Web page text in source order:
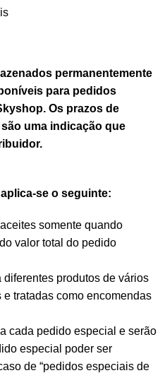
permanentemente
para pedidos
Os prazos de
uma indicação que
se o seguinte:
somente quando
valor total do pedido
produtos de vários
tratadas como encomendas
cada pedido especial e serão
especial poder ser
de “pedidos especiais de